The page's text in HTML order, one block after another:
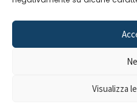
Visualizza